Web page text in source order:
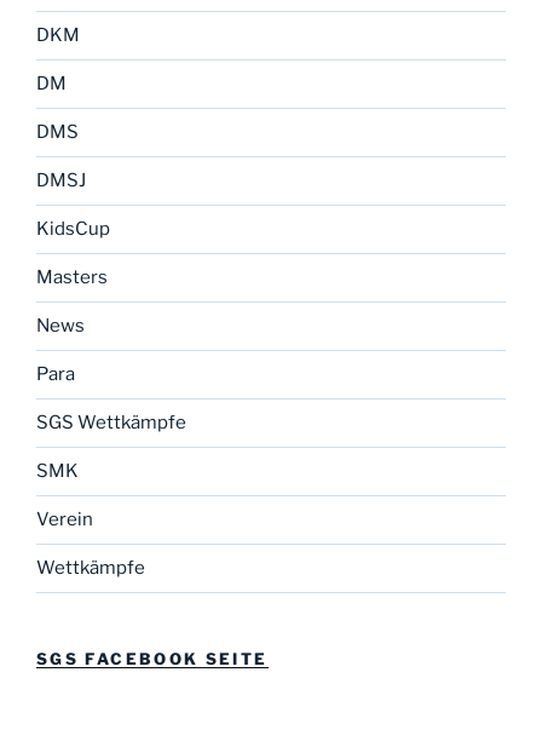
DKM
DM
DMS
DMSJ
KidsCup
Masters
News
Para
SGS Wettkämpfe
SMK
Verein
Wettkämpfe
SGS FACEBOOK SEITE